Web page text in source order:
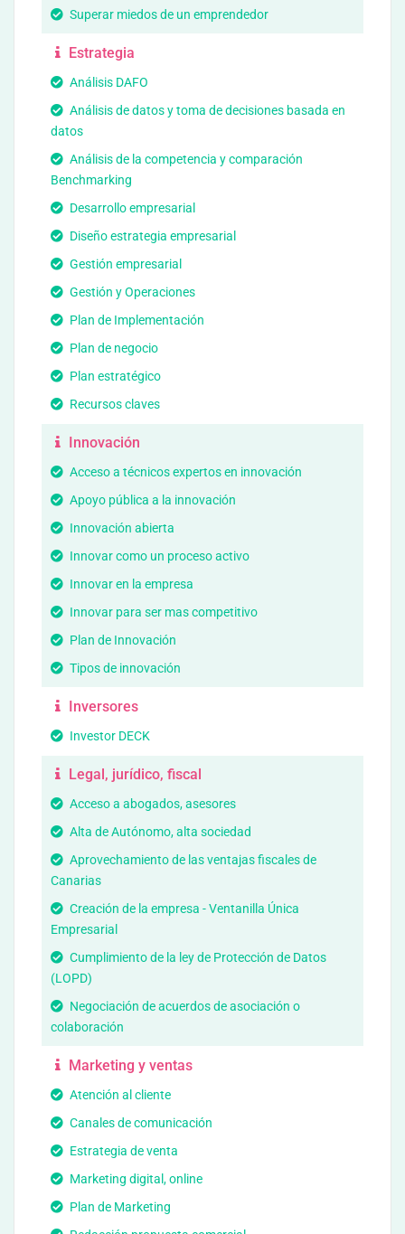
Superar miedos de un emprendedor
Estrategia
Análisis DAFO
Análisis de datos y toma de decisiones basada en
datos
Análisis de la competencia y comparación
Benchmarking
Desarrollo empresarial
Diseño estrategia empresarial
Gestión empresarial
Gestión y Operaciones
Plan de Implementación
Plan de negocio
Plan estratégico
Recursos claves
Innovación
Acceso a técnicos expertos en innovación
Apoyo pública a la innovación
Innovación abierta
Innovar como un proceso activo
Innovar en la empresa
Innovar para ser mas competitivo
Plan de Innovación
Tipos de innovación
Inversores
Investor DECK
Legal, jurídico, fiscal
Acceso a abogados, asesores
Alta de Autónomo, alta sociedad
Aprovechamiento de las ventajas fiscales de
Canarias
Creación de la empresa - Ventanilla Única
Empresarial
Cumplimiento de la ley de Protección de Datos
(LOPD)
Negociación de acuerdos de asociación o
colaboración
Marketing y ventas
Atención al cliente
Canales de comunicación
Estrategia de venta
Marketing digital, online
Plan de Marketing